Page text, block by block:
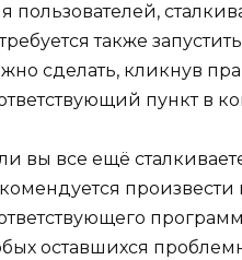
пользователей,
также
сделать, кликнув
пункт в
вы все ещё
оставшихся